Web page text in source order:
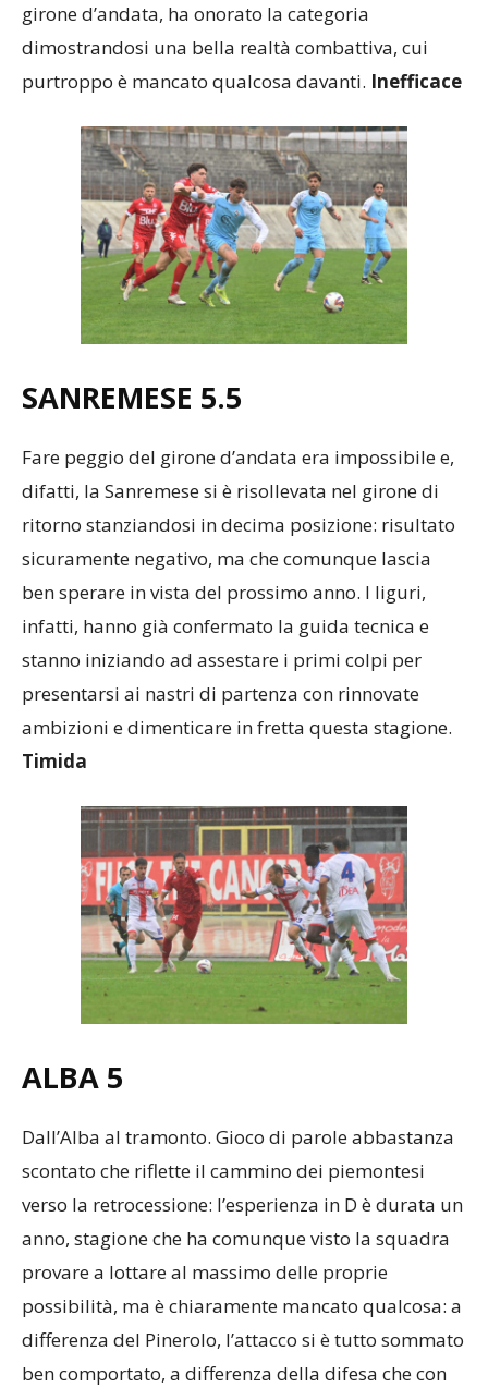
girone d’andata, ha onorato la categoria
dimostrandosi una bella realtà combattiva, cui
purtroppo è mancato qualcosa davanti. Inefficace
SANREMESE 5.5
Fare peggio del girone d’andata era impossibile e,
difatti, la Sanremese si è risollevata nel girone di
ritorno stanziandosi in decima posizione: risultato
sicuramente negativo, ma che comunque lascia
ben sperare in vista del prossimo anno. I liguri,
infatti, hanno già confermato la guida tecnica e
stanno iniziando ad assestare i primi colpi per
presentarsi ai nastri di partenza con rinnovate
ambizioni e dimenticare in fretta questa stagione.
Timida
ALBA 5
Dall’Alba al tramonto. Gioco di parole abbastanza
scontato che riflette il cammino dei piemontesi
verso la retrocessione: l’esperienza in D è durata un
anno, stagione che ha comunque visto la squadra
provare a lottare al massimo delle proprie
possibilità, ma è chiaramente mancato qualcosa: a
differenza del Pinerolo, l’attacco si è tutto sommato
ben comportato, a differenza della difesa che con